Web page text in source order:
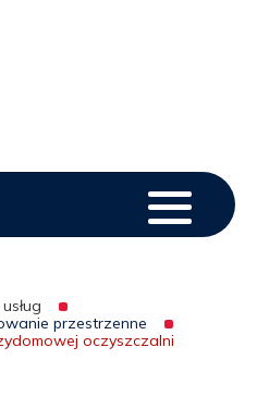
przestrzenne
oczyszczalni